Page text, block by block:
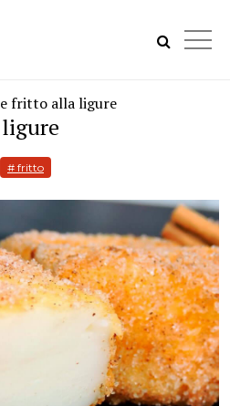
fritto alla ligure
# fritto